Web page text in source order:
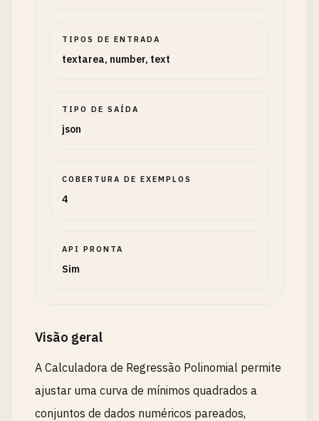
TIPOS DE ENTRADA
textarea, number, text
TIPO DE SAÍDA
json
COBERTURA DE EXEMPLOS
4
API PRONTA
Sim
Visão geral
A Calculadora de Regressão Polinomial permite
ajustar uma curva de mínimos quadrados a
conjuntos de dados numéricos pareados,